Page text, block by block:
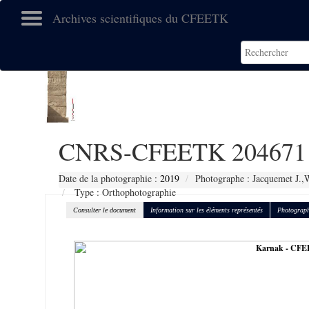
Archives scientifiques du CFEETK
CNRS-CFEETK 204671
Date de la photographie : 2019
Photographe : Jacquemet
Type : Orthophotographie
Consulter le document Information sur les éléments représentés